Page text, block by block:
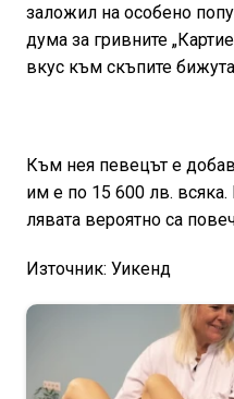
заложил на особено
дума за гривните
вкус към скъпите
Към нея певецът е
им е по 15 600 лв. всяка.
лявата вероятно са
Източник: Уикенд